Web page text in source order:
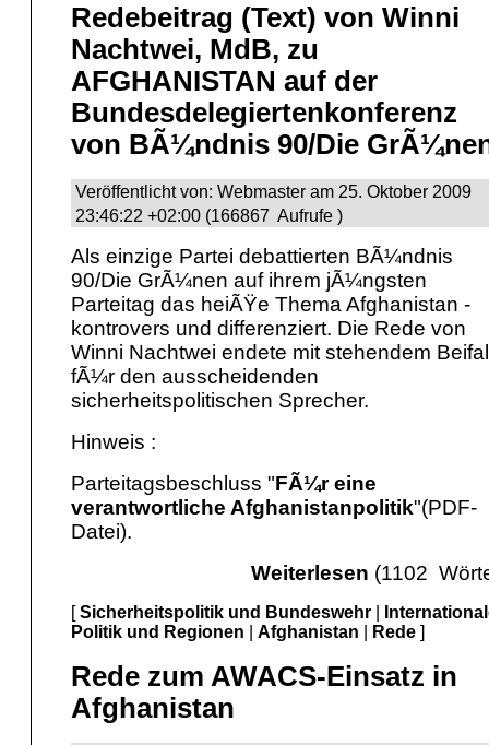
Redebeitrag (Text) von Winni
Nachtwei, MdB, zu
AFGHANISTAN auf der
Bundesdelegiertenkonferenz
von BÃ¼ndnis 90/Die
Veröffentlicht von: Webmaster am 25. Oktober 2009
23:46:22 +02:00 (166867 Aufrufe )
Als einzige Partei debattierten BÃ¼ndnis
90/Die GrÃ¼nen auf ihrem jÃ¼ngsten
Parteitag das heiÃŸe Thema Afghanistan -
kontrovers und differenziert. Die Rede von
Winni Nachtwei endete mit stehendem
fÃ¼r den ausscheidenden
sicherheitspolitischen Sprecher.
Hinweis :
Parteitagsbeschluss "FÃ¼r eine
verantwortliche Afghanistanpolitik"(PDF-
Datei).
Weiterlesen (1102
[Sicherheitspolitik und Bundeswehr
Politik und Regionen
Afghanistan Rede ]
Rede zum AWACS-Einsatz in
Afghanistan